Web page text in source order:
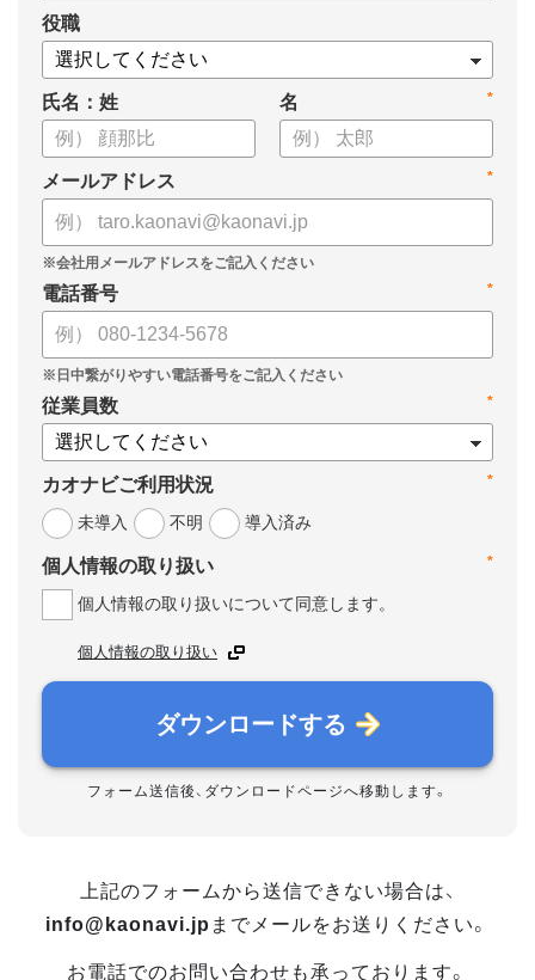
本資料では、人事DXの目的や成功させるためのポイントを解
説します。
役職
氏名：姓 *
名
*
メールアドレス
*
電話番号
*
従業員数
*
カオナビご利用状況
未導入
不明 導入済み
*
個人情報の取り扱い
個人情報の取り扱いについて同意します。
個人情報の取り扱い
ダウンロードする
フォーム送信後、ダウンロードページへ移動します。
上記のフォームから送信できない場合は、
info@kaonavi.jp までメールをお送りください。
お電話でのお問い合わせも承っております。